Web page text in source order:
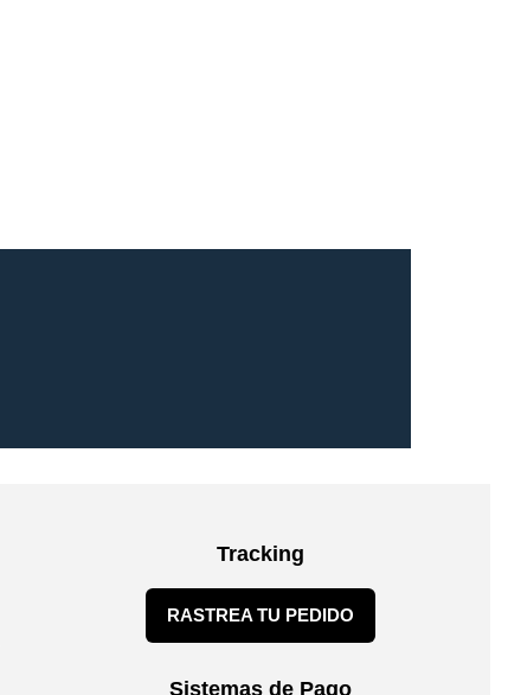
Tracking
RASTREA TU PEDIDO
Sistemas de Pago